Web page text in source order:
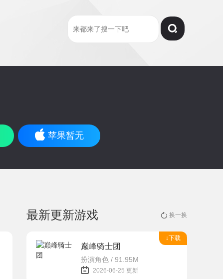
苹果暂无
最新更新游戏 换一换
↓下载
巅峰骑士团
扮演角色 / 91.95M
2026-06-25 更新